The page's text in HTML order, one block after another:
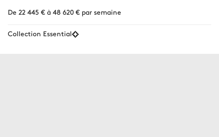
De 22 445 € à 48 620 € par semaine
Collection Essential